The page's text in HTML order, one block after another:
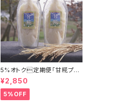
5%オトク定期便「甘糀プレ
ーン500g×２本」
¥2,850
5%OFF